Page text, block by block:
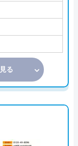
る